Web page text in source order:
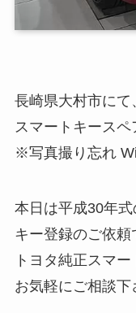
長崎県大村市にて
スマートキース
※写真撮り忘れ
本日は平成30年
キー登録のご依頼
トヨタ純正スマー
お気軽にご相談下